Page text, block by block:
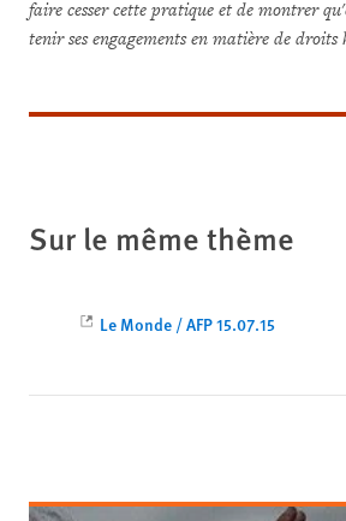
faire cesser cette pratique et de montrer
tenir ses engagements en matière de
Sur le même thème
Le Monde / AFP 15.07.15